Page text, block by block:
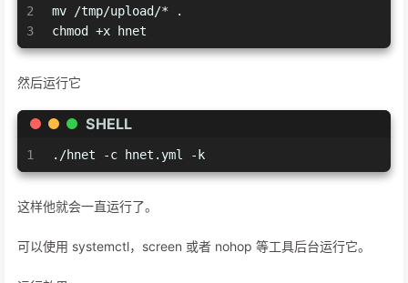
2
3
mv /tmp/upload/* .
chmod +x hnet
然后运行它
SHELL
1 ./hnet -c hnet.yml -k
这样他就会一直运行了。
可以使用 systemctl，screen 或者 nohop 等工具后台运行它。